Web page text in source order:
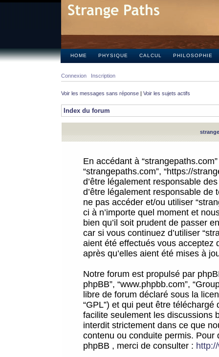
HOME PHYSIQUE CALCUL PHILOSOPHIE
Connexion Inscription
Voir les messages sans réponse | Voir les sujets actifs
Index du forum
En accédant à
“strangepaths.com”, “https://
d’être légalement responsable
d’être légalement responsable
ne pas accéder et/ou utiliser
ci à n’importe quel moment et
bien qu’il soit prudent de passer
car si vous continuez d’utiliser
aient été effectués vous acceptez
après qu’elles aient été mises à
Notre forum est propulsé par
phpBB”, “www.phpbb.com”,
libre de forum déclaré sous la
“GPL”) et qui peut être téléchargé
facilite seulement les discussions
interdit strictement dans ce que
contenu ou conduite permis.
phpBB , merci de consulter :